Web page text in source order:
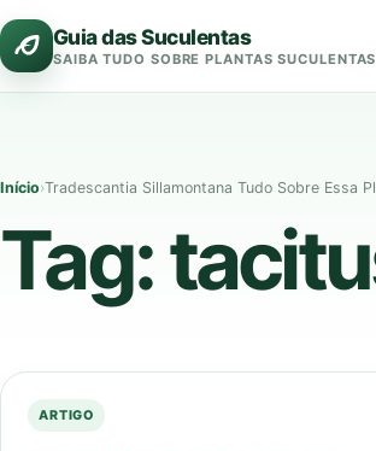
Pular
para
Guia das Suculentas
SAIBA TUDO SOBRE PLANTAS SUCULENTAS
Início›Tradescantia Sillamontana Tudo Sobre Essa
Tag:
ARTIGO